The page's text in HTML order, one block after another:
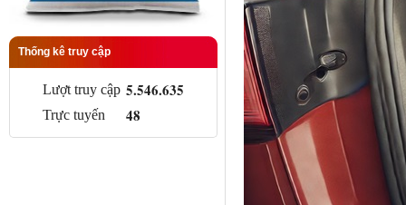
Thống kê truy cập
Lượt truy cập 5.546.635
Trực tuyến 48